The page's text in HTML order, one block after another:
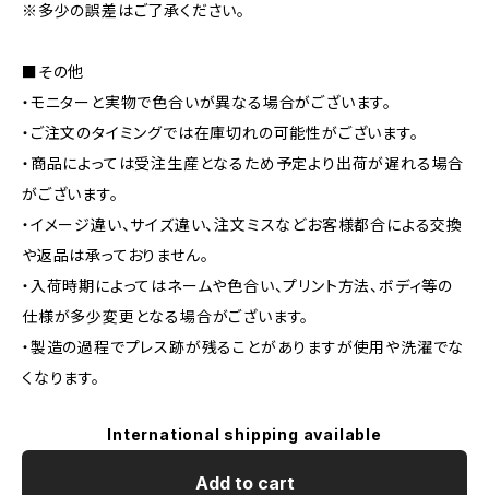
※多少の誤差はご了承ください。
■その他
・モニターと実物で色合いが異なる場合がございます。
・ご注文のタイミングでは在庫切れの可能性がございます。
・商品によっては受注生産となるため予定より出荷が遅れる場合
がございます。
・イメージ違い、サイズ違い、注文ミスなどお客様都合による交換
や返品は承っておりません。
・入荷時期によってはネームや色合い、プリント方法、ボディ等の
仕様が多少変更となる場合がございます。
・製造の過程でプレス跡が残ることがありますが使用や洗濯でな
くなります。
International shipping available
Add to cart